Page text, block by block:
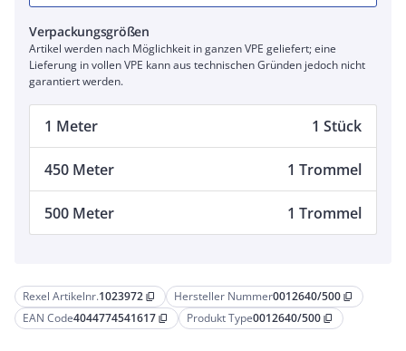
Rexel Artikelnr.1023972 content_copy Hersteller Nummer0012640/500 content_copy
EAN Code4044774541617 content_copy Produkt Type0012640/500 content_copy
Verpackungsgrößen
Artikel werden nach Möglichkeit in ganzen VPE geliefert; eine
Lieferung in vollen VPE kann aus technischen Gründen jedoch nicht
garantiert werden.
1 Meter 1 Stück
450 Meter 1 Trommel
500 Meter 1 Trommel